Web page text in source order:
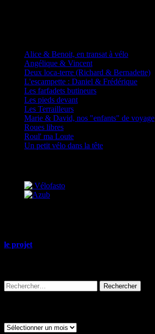
Alice & Benoit, en transat à vélo
Angélique & Vincent
Deux loca-terre (Richard & Bernadette)
L'escampette : Daniel & Frédérique
Les farfadets butineurs
Les pieds devant
Les Terrailleurs
Marie & David, nos "enfants" de voyage
Roues libres
Roul' ma Loute
Un petit vélo dans la tête
le projet
Rechercher :
Archives